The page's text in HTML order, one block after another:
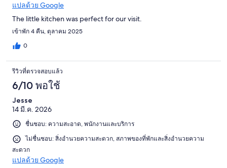
แปลด้วย Google
The little kitchen was perfect for our visit.
เข้าพัก 4 คืน, ตุลาคม 2025
0
รีวิวที่ตรวจสอบแล้ว
6/10 พอใช้
Jesse
14 มี.ค. 2026
ชื่นชอบ: ความสะอาด, พนักงานและบริการ
ไม่ชื่นชอบ: สิ่งอำนวยความสะดวก, สภาพของที่พักและสิ่งอำนวยความ
สะดวก
แปลด้วย Google